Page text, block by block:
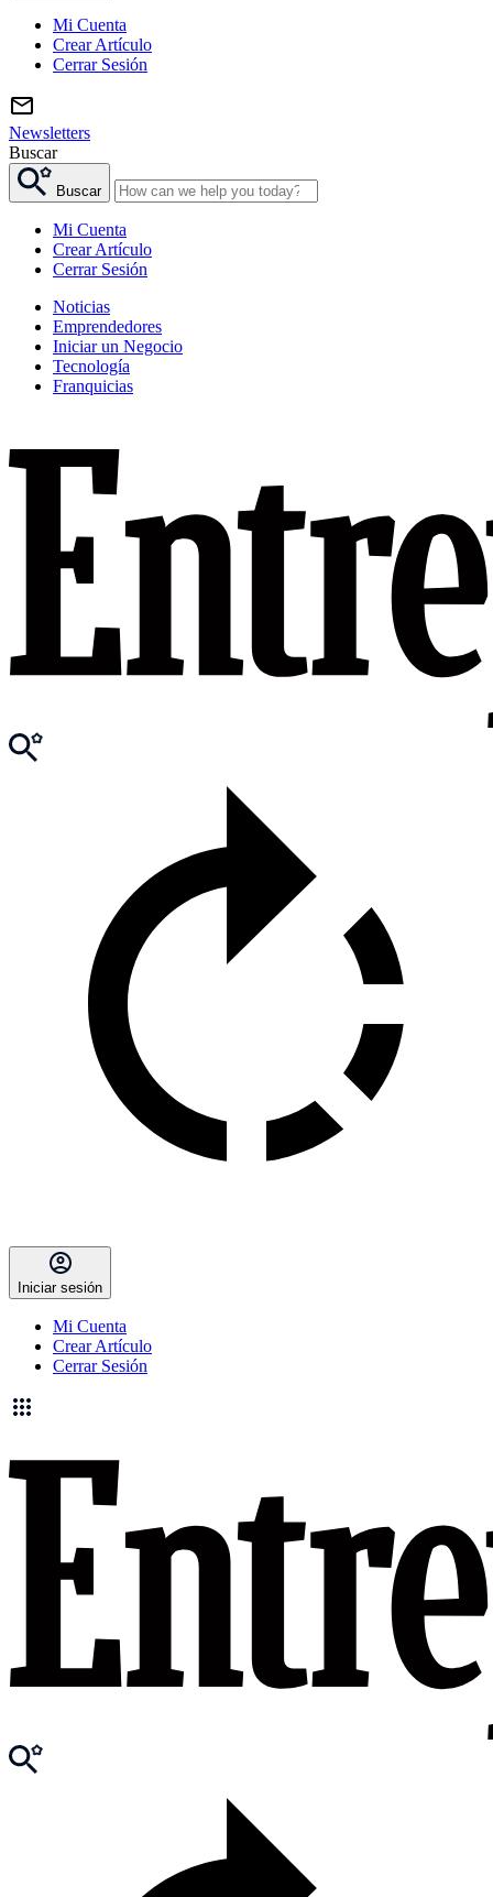
Mi Cuenta
Crear Artículo
Cerrar Sesión
Newsletters
Buscar
Buscar
Mi Cuenta
Crear Artículo
Cerrar Sesión
Noticias
Emprendedores
Iniciar un Negocio
Tecnología
Franquicias
Iniciar sesión
Mi Cuenta
Crear Artículo
Cerrar Sesión